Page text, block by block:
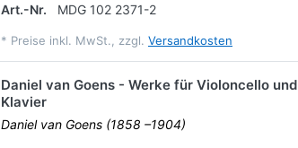
Art.-Nr. MDG 102 2371-2
* Preise inkl. MwSt., zzgl. Versandkosten
Daniel van Goens - Werke für Violoncello und
Klavier
Daniel van Goens (1858 –1904)